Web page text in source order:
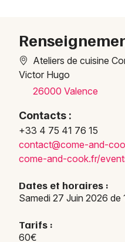
Sorties & loisirs
Ateliers dans la
Ateliers en Rhône-
Ateliers en Auvergne-
Newsletter des sorties
Artistes en tournée
Ateliers de cuisine
Victor Hugo
26000 Valence
Contacts :
+33 4 75 41 76 15
contact@come-and-coo
come-and-cook.fr/eve
Dates et horaires :
Samedi 27 Juin 2026 de
Tarifs :
60€